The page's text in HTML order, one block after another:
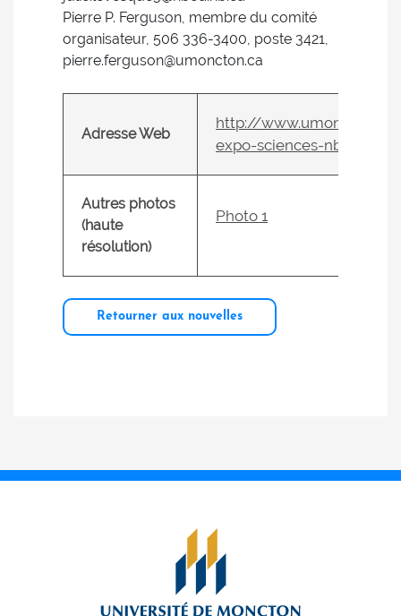
Pierre P. Ferguson, membre du comité
organisateur, 506 336-3400, poste 3421,
pierre.ferguson@umoncton.ca
Adresse Web
http://
expo-sciences-nb
Autres photos
(haute
résolution)
Photo 1
Retourner aux nouvelles